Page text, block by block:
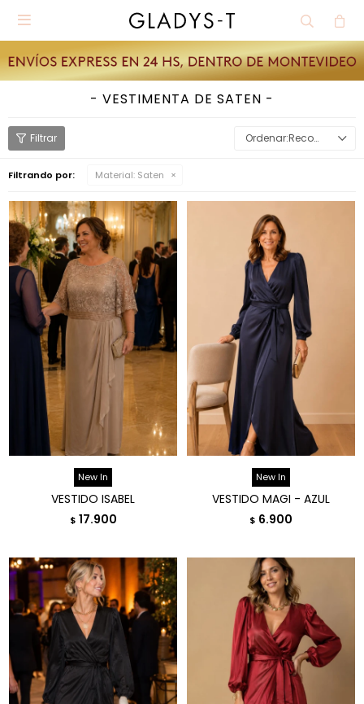

VESTIMENTA DE SATEN
Recomendados
Filtrando por: Material: Saten
New In
VESTIDO ISABEL
$ 17.900
New In
VESTIDO MAGI - AZUL
$ 6.900